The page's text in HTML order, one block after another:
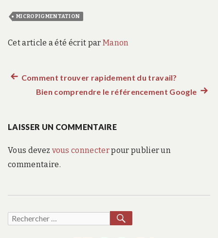
MICROPIGMENTATION
Cet article a été écrit par Manon
Navigation
l’article
Article
précédent :
Comment trouver rapidement du travail?
Bien comprendre le référencement Google
LAISSER UN COMMENTAIRE
Vous devez vous connecterpour publier un
commentaire.
Recherche